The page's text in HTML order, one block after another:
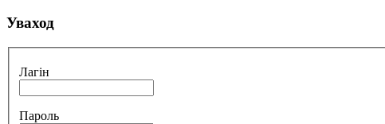
Уваход
Лагін
Пароль